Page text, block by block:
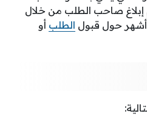
إبلاغ صاحب الطلب من خلال
الطلب أو